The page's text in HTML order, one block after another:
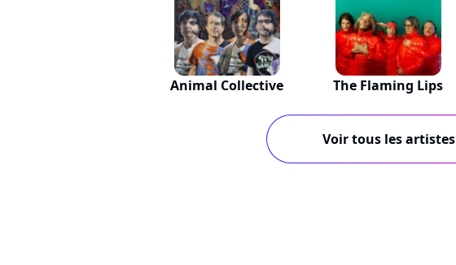
Animal Collective The Flaming Lips
Voir tous les artistes